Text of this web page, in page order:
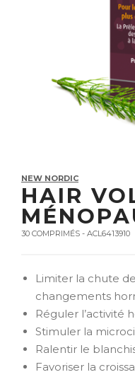
NEW NORDIC
HAIR
30 COMPRIMÉS - ACL6413910
Limiter la chute
changements
Réguler l’activité
Stimuler la
Ralentir le
Favoriser la